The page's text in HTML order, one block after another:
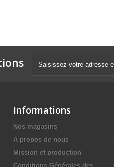
Informations
Nos magasins
A propos de nous
Mission et production